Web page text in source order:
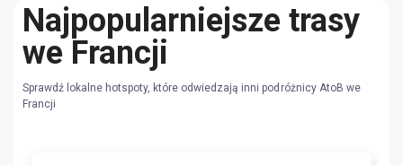
Najpopularniejsze trasy
we Francji
Sprawdź lokalne hotspoty, które odwiedzają inni podróżnicy AtoB we
Francji